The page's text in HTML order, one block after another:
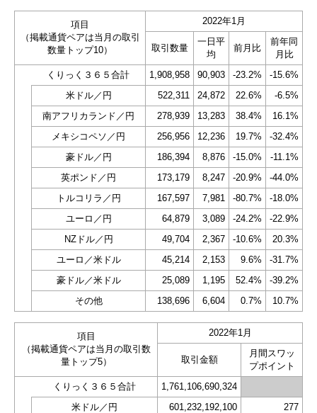
項目
（掲載通貨ペアは当月の取引
数量トップ10）
2022年1月
取引数量
一日平
均
前月比
前年同
月比
くりっく３６５合計
1,908,958 90,903 -23.2%
-15.6%
米ドル／円
522,311 24,872 22.6%
-6.5%
南アフリカランド／円
278,939 13,283 38.4%
16.1%
メキシコペソ／円
256,956 12,236 19.7%
-32.4%
豪ドル／円
186,394 8,876 -15.0%
-11.1%
英ポンド／円
173,179 8,247 -20.9%
-44.0%
トルコリラ／円
167,597 7,981 -80.7%
-18.0%
ユーロ／円
64,879 3,089 -24.2%
-22.9%
NZドル／円
49,704 2,367 -10.6%
20.3%
ユーロ／米ドル
45,214 2,153 9.6%
-31.7%
豪ドル／米ドル
25,089 1,195 52.4%
-39.2%
その他
138,696 6,604 0.7% 10.7%
項目
（掲載通貨ペアは当月の取引数
量トップ5）
2022年1月
取引金額
月間スワッ
プポイント
くりっく３６５合計
1,761,106,690,324
米ドル／円
601,232,192,100
277